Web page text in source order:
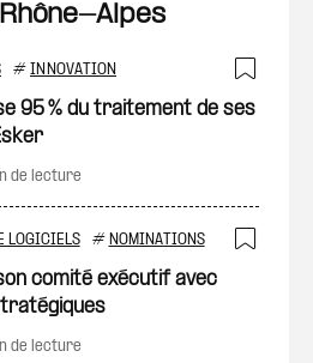
Alpes
# INNOVATION
95 % du traitement de ses
de lecture
LOGICIELS # NOMINATIONS
comité exécutif avec
de lecture